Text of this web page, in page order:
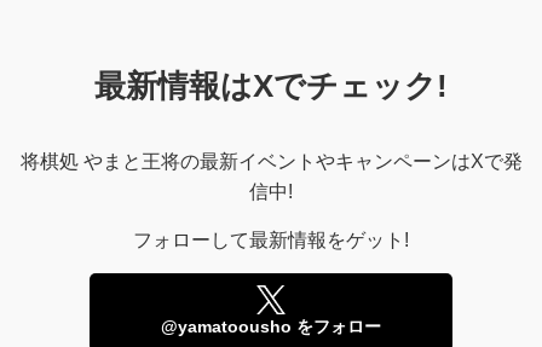
最新情報はXでチェック!
将棋処 やまと王将の最新イベントやキャンペーンはXで発
信中!
フォローして最新情報をゲット!
@yamatoousho をフォロー